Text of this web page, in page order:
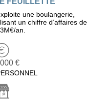
une boulangerie,
un chiffre d’affaires de
an.
€